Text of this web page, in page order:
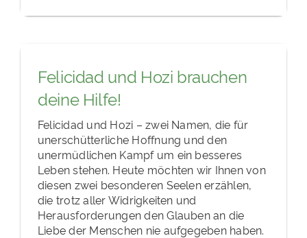
Felicidad und Hozi brauchen
deine Hilfe!
Felicidad und Hozi – zwei Namen, die für
unerschütterliche Hoffnung und den
unermüdlichen Kampf um ein besseres
Leben stehen. Heute möchten wir Ihnen von
diesen zwei besonderen Seelen erzählen,
die trotz aller Widrigkeiten und
Herausforderungen den Glauben an die
Liebe der Menschen nie aufgegeben haben.